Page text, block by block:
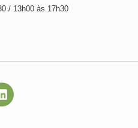
/ 13h00 às 17h30